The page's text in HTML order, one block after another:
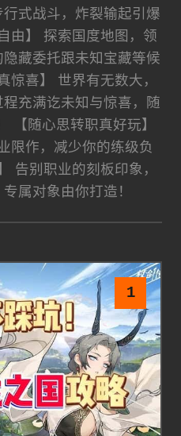
式战斗，炸裂输起引爆
由】 探索国度地图，领
藏委托跟未知宝藏等候
惊喜】 世界有无数大，
充满讫未知与惊喜，随
【随心思转职真好玩】
限作，减少你的练级负
告别职业的刻板印象，
属对象由你打造！
1